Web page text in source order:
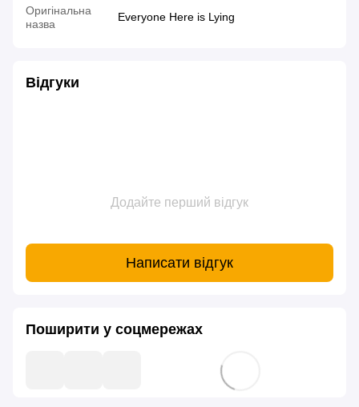
Оригінальна
назва
Everyone Here is Lying
Відгуки
Додайте перший відгук
Написати відгук
Поширити у соцмережах